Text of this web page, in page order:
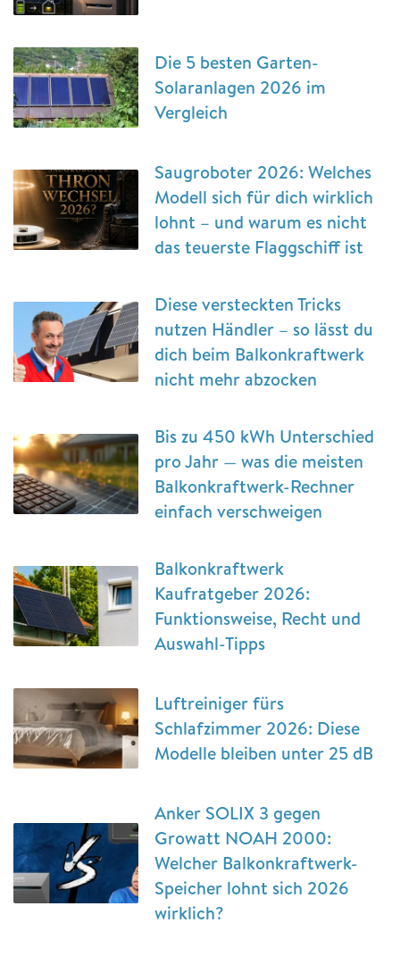
Die 5 besten Garten-
Solaranlagen 2026 im
Vergleich
Saugroboter 2026: Welches
Modell sich für dich wirklich
lohnt – und warum es nicht
das teuerste Flaggschiff ist
Diese versteckten Tricks
nutzen Händler – so lässt du
dich beim Balkonkraftwerk
nicht mehr abzocken
Bis zu 450 kWh Unterschied
pro Jahr — was die meisten
Balkonkraftwerk-Rechner
einfach verschweigen
Balkonkraftwerk
Kaufratgeber 2026:
Funktionsweise, Recht und
Auswahl-Tipps
Luftreiniger fürs
Schlafzimmer 2026: Diese
Modelle bleiben unter 25 dB
Anker SOLIX 3 gegen
Growatt NOAH 2000:
Welcher Balkonkraftwerk-
Speicher lohnt sich 2026
wirklich?